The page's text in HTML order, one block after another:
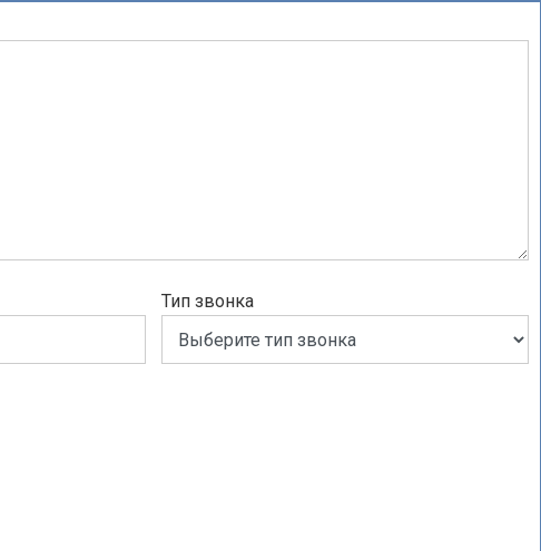
Тип звонка